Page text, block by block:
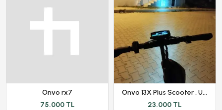
Onvo rx7
75.000 TL
Onvo 13X Plus Scooter , Uygun Fiyat, Açıklamayı Okuyunuz
23.000 TL